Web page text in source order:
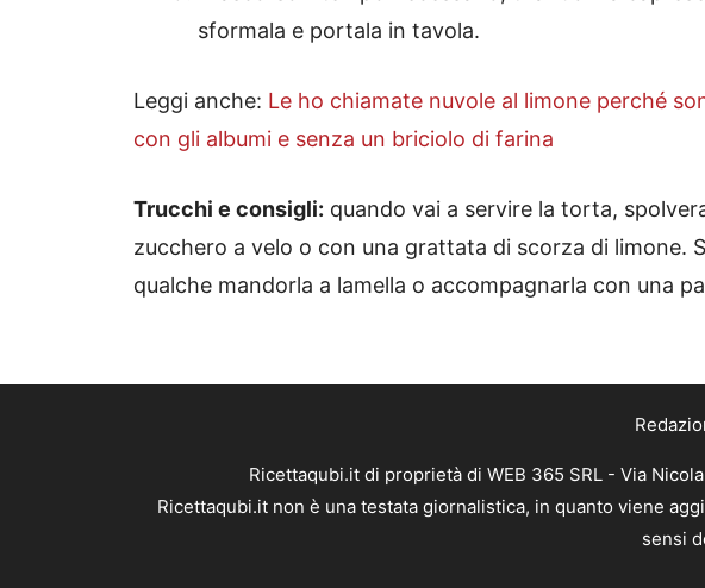
sformala e portala in tavola.
Leggi anche: Le ho chiamate nuvole al limone perché
con gli albumi e senza un briciolo di farina
Trucchi e consigli: quando vai a servire la torta,
zucchero a velo o con una grattata di scorza di limone.
qualche mandorla a lamella o accompagnarla con una
Ricettaqubi.it di proprietà di WEB 365 SRL - Via
Ricettaqubi.it non è una testata giornalistica, in quanto viene
sensi